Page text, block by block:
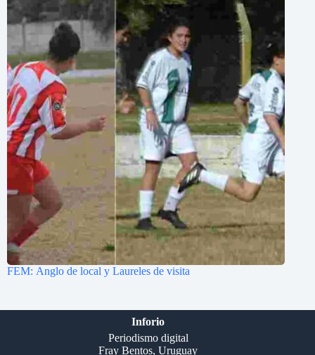
FEM: Anglo de local y Laureles de visita
Inforio
Periodismo digital
Fray Bentos, Uruguay